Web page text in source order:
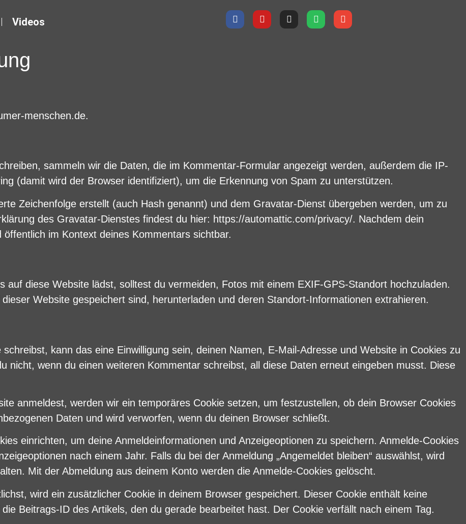
Videos
menschen.de.
sammeln wir die Daten, die im Kommentar-Formular angezeigt werden, außerdem die IP-
(damit wird der Browser identifiziert), um die Erkennung von Spam zu unterstützen.
Zeichenfolge erstellt (auch Hash genannt) und dem Gravatar-Dienst übergeben werden, um zu
des Gravatar-Dienstes findest du hier: https://automattic.com/privacy/. Nachdem dein
im Kontext deines Kommentars sichtbar.
auf diese Website lädst, solltest du vermeiden, Fotos mit einem EXIF-GPS-Standort hochzuladen.
Website gespeichert sind, herunterladen und deren Standort-Informationen extrahieren.
kann das eine Einwilligung sein, deinen Namen, E-Mail-Adresse und Website in Cookies zu
nicht, wenn du einen weiteren Kommentar schreibst, all diese Daten erneut eingeben musst. Diese
anmeldest, werden wir ein temporäres Cookie setzen, um festzustellen, ob dein Browser Cookies
Daten und wird verworfen, wenn du deinen Browser schließt.
einrichten, um deine Anmeldeinformationen und Anzeigeoptionen zu speichern. Anmelde-Cookies
nach einem Jahr. Falls du bei der Anmeldung „Angemeldet bleiben“ auswählst, wird
Mit der Abmeldung aus deinem Konto werden die Anmelde-Cookies gelöscht.
wird ein zusätzlicher Cookie in deinem Browser gespeichert. Dieser Cookie enthält keine
Beitrags-ID des Artikels, den du gerade bearbeitet hast. Der Cookie verfällt nach einem Tag.